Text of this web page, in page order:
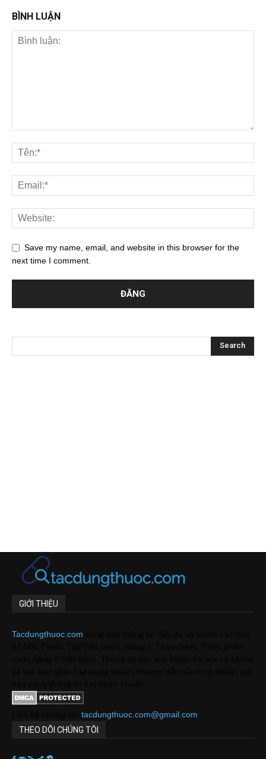
BÌNH LUẬN
Save my name, email, and website in this browser for the
next time I comment.
GIỚI THIỆU
Tacdungthuoc.com
tacdungthuoc.com@gmail.com
THEO DÕI CHÚNG TÔI